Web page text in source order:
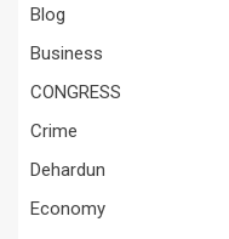
Blog
Business
CONGRESS
Crime
Dehardun
Economy